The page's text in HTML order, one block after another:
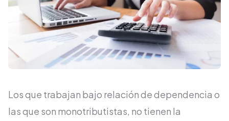
Los que trabajan bajo relación de dependencia o
las que son monotributistas, no tienen la